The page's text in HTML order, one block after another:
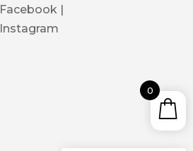
Facebook |
Instagram
0